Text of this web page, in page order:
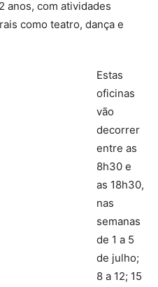
anos, com atividades
como teatro, dança e
Estas
oficinas
vão
decorrer
entre as
8h30 e
as 18h30,
nas
semanas
de 1 a 5
de julho;
8 a 12; 15